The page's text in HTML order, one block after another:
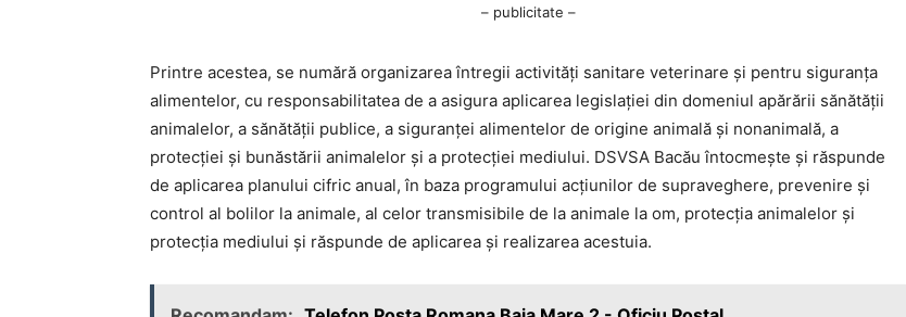
– publicitate –
Printre acestea, se numără organizarea întregii activități sanitare veterinare și pentru siguranța
alimentelor, cu responsabilitatea de a asigura aplicarea legislației din domeniul apărării sănătății
animalelor, a sănătății publice, a siguranței alimentelor de origine animală și nonanimală, a
protecției și bunăstării animalelor și a protecției mediului. DSVSA Bacău întocmește și răspunde
de aplicarea planului cifric anual, în baza programului acțiunilor de supraveghere, prevenire și
control al bolilor la animale, al celor transmisibile de la animale la om, protecția animalelor și
protecția mediului și răspunde de aplicarea și realizarea acestuia.